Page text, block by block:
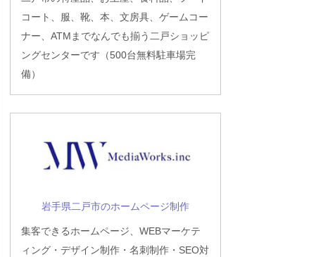
コート、服、靴、本、文房具、ゲームコー
ナー、ATMまでなんでも揃う二戸ショッピ
ングセンターです（500台無料駐車場完
備）
岩手県二戸市のホームページ制作
集客できるホームページ、WEBマーケテ
ィング・デザイン制作・名刺制作・SEO対